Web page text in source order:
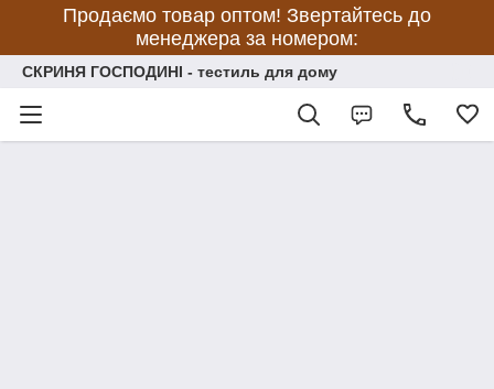
Продаємо товар оптом! Звертайтесь до
менеджера за номером:
СКРИНЯ ГОСПОДИНІ - тестиль для дому